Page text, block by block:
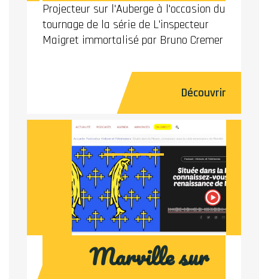
Projecteur sur l'Auberge à l'occasion du
tournage de la série de L'inspecteur
Maigret immortalisé par Bruno Cremer
Découvrir
Marville sur